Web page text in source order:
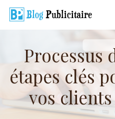
Processus
étapes clés
vos